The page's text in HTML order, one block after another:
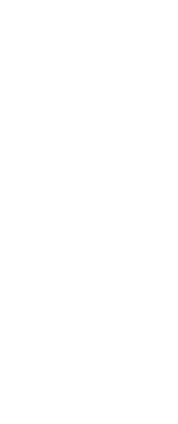
węzłem
lub konferencje?</h3>
imprezy
nasze artykuły o